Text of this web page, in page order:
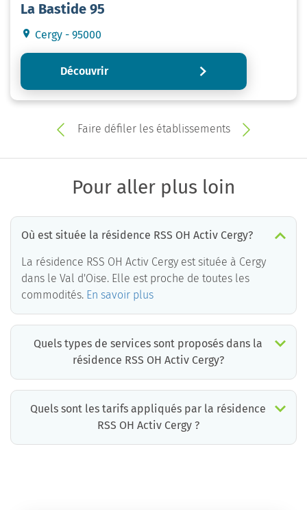
La Bastide 95
Cergy - 95000
Découvrir
Faire défiler les établissements
Pour aller plus loin
Où est située la résidence RSS OH Activ Cergy?
La résidence RSS OH Activ Cergy est située à Cergy
dans le Val d'Oise. Elle est proche de toutes les
commodités. En savoir plus
Quels types de services sont proposés dans la
résidence RSS OH Activ Cergy?
Quels sont les tarifs appliqués par la résidence
RSS OH Activ Cergy ?